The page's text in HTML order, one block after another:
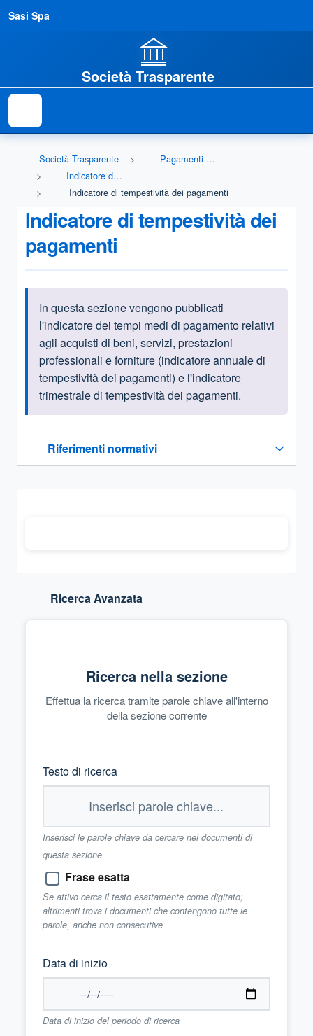
Sasi Spa
Società Trasparente
Società Trasparente
Pagamenti dell'amministrazione
Indicatore di tempestività dei pagamenti
Indicatore di tempestività dei pagamenti
Indicatore di tempestività dei
pagamenti
Informazioni introduttive
In questa sezione vengono pubblicati
l'indicatore dei tempi medi di pagamento relativi
agli acquisti di beni, servizi, prestazioni
professionali e forniture (indicatore annuale di
tempestività dei pagamenti) e l'indicatore
trimestrale di tempestività dei pagamenti.
Riferimenti normativi
Sezione compressa
Ricerca Avanzata
Ricerca nella sezione
Effettua la ricerca tramite parole chiave all'interno
della sezione corrente
Testo di ricerca
Inserisci le parole chiave da cercare nei documenti di
questa sezione
Frase esatta
Se attivo cerca il testo esattamente come digitato;
altrimenti trova i documenti che contengono tutte le
parole, anche non consecutive
Data di inizio
Data di inizio del periodo di ricerca